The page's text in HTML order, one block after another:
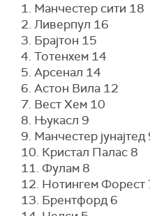
1. Манчестер сити 18
2. Ливерпул 16
3. Брајтон 15
4. Тотенхем 14
5. Арсенал 14
6. Астон Вила 12
7. Вест Хем 10
8. Њукасл 9
9. Манчестер јунајтед
10. Кристал Палас 8
11. Фулам 8
12. Нотингем Форест
13. Брентфорд 6